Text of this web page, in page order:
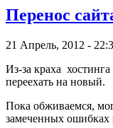
Перенос
21 Апрель, 2012 -
Из-за краха хостинга
переехать на новый.
Пока обживаемся,
замеченных ошибках